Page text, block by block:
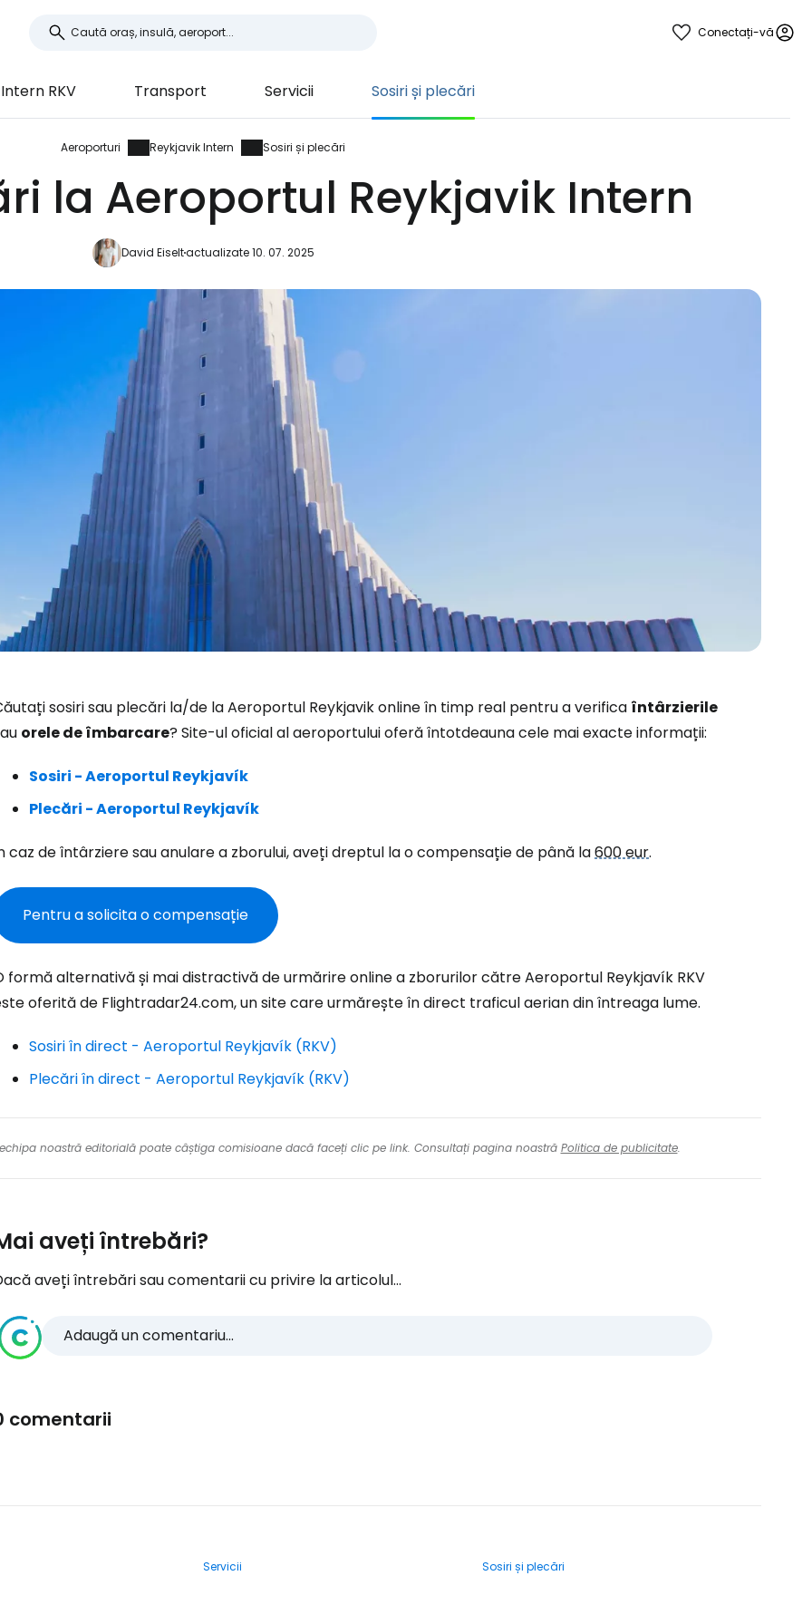
Conectați-vă
RKV Transport Servicii Sosiri și plecări
Aeroporturi Reykjavik Intern Sosiri și plecări
la Aeroportul Reykjavik Intern
David Eiseltactualizate 10. 07. 2025
sosiri sau plecări la/de la Aeroportul Reykjavik online în timp real pentru a verifica întârzierile
orele de îmbarcare? Site-ul oficial al aeroportului oferă întotdeauna cele mai exacte informații:
Sosiri - Aeroportul Reykjavík
Plecări - Aeroportul Reykjavík
caz de întârziere sau anulare a zborului, aveți dreptul la o compensație de până la600 eur.
Pentru a solicita o compensație
formă alternativă și mai distractivă de urmărire online a zborurilor către Aeroportul Reykjavík RKV
oferită de Flightradar24.com, un site care urmărește în direct traficul aerian din întreaga lume.
Sosiri în direct - Aeroportul Reykjavík (RKV)
Plecări în direct - Aeroportul Reykjavík (RKV)
noastră editorială poate câștiga comisioane dacă faceți clic pe link. Consultați pagina noastră Politica de publicitate.
aveți întrebări?
aveți întrebări sau comentarii cu privire la articolul...
Adaugă un comentariu...
comentarii
Servicii Sosiri și plecări
... comunitatea mondială a călătorilor
Continuați cu Facebook